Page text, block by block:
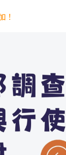
！